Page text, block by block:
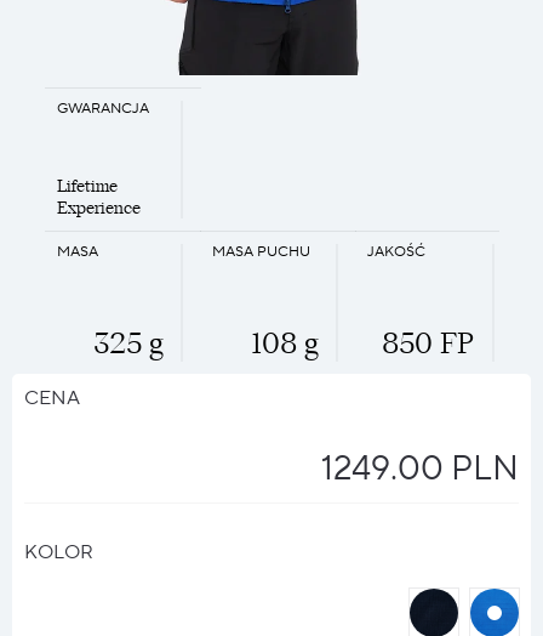
MASA
325 g
JAKOŚĆ
850 FP
MASA PUCHU
108 g
GWARANCJA
Lifetime
Experience
CENA
1249.00 PLN
KOLOR
halo
halo
?